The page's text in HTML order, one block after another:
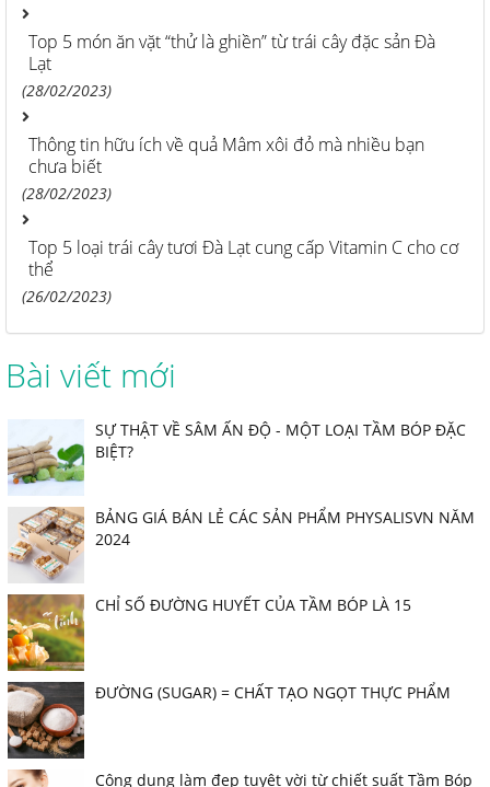
Top 5 món ăn vặt “thử là ghiền” từ trái cây đặc sản Đà
Lạt
(28/02/2023)
Thông tin hữu ích về quả Mâm xôi đỏ mà nhiều bạn
chưa biết
(28/02/2023)
Top 5 loại trái cây tươi Đà Lạt cung cấp Vitamin C cho cơ
thể
(26/02/2023)
Bài viết mới
SỰ THẬT VỀ SÂM ẤN ĐỘ - MỘT LOẠI TẦM BÓP ĐẶC
BIỆT?
BẢNG GIÁ BÁN LẺ CÁC SẢN PHẨM PHYSALISVN NĂM
2024
CHỈ SỐ ĐƯỜNG HUYẾT CỦA TẦM BÓP LÀ 15
ĐƯỜNG (SUGAR) = CHẤT TẠO NGỌT THỰC PHẨM
Công dụng làm đẹp tuyệt vời từ chiết suất Tầm Bóp